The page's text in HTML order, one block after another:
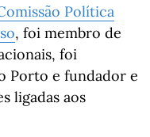
Política
, foi membro de
foi
Porto e fundador e
ligadas aos